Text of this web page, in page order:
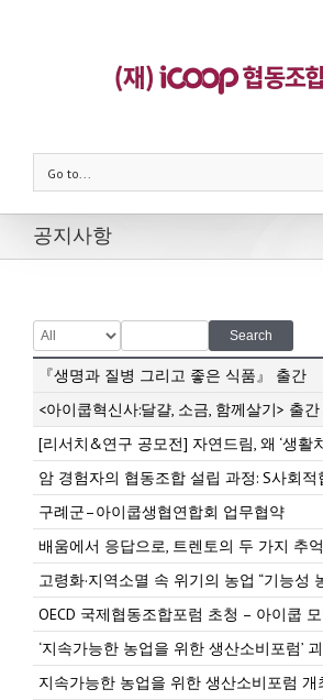
Go to...
공지사항
Search
『생명과 질병 그리고 좋은 식품』 출간
<아이쿱혁신사:달걀, 소금, 함께살기> 출간
[리서치&연구 공모전] 자연드림, 왜 ‘생활
구례군–아이쿱생협연합회 업무협약
고령화·지역소멸 속 위기의 농업 “기능성
지속가능한 농업을 위한 생산소비포럼 개